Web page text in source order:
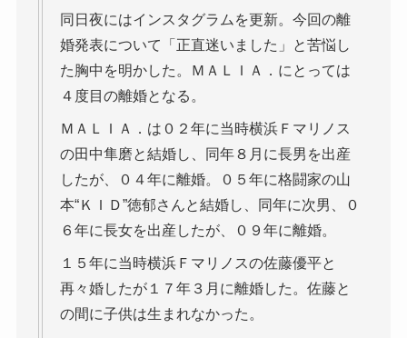
同日夜にはインスタグラムを更新。今回の離
婚発表について「正直迷いました」と苦悩し
た胸中を明かした。ＭＡＬＩＡ．にとっては
４度目の離婚となる。
ＭＡＬＩＡ．は０２年に当時横浜Ｆマリノス
の田中隼磨と結婚し、同年８月に長男を出産
したが、０４年に離婚。０５年に格闘家の山
本“ＫＩＤ”徳郁さんと結婚し、同年に次男、０
６年に長女を出産したが、０９年に離婚。
１５年に当時横浜Ｆマリノスの佐藤優平と
再々婚したが１７年３月に離婚した。佐藤と
の間に子供は生まれなかった。